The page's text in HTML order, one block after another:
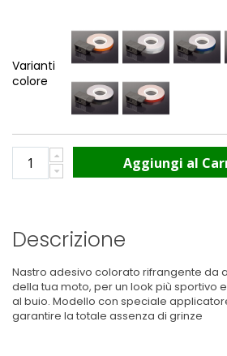
Varianti
colore
Aggiungi al
Descrizione
Nastro adesivo colorato rifrangente da
della tua moto, per un look più sportivo
al buio. Modello con speciale
garantire la totale assenza di grinze